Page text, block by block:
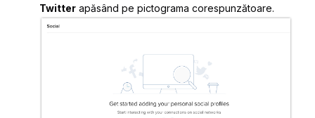
Twitter apăsând pe pictograma corespunzătoare.